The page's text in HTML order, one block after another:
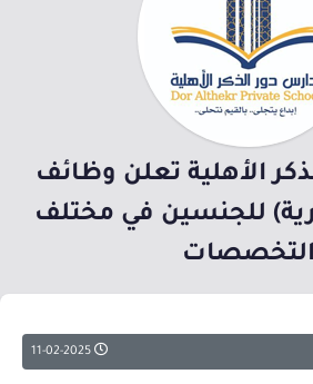
الأهلية تعلن وظائف
للجنسين في مختلف
التخصصات